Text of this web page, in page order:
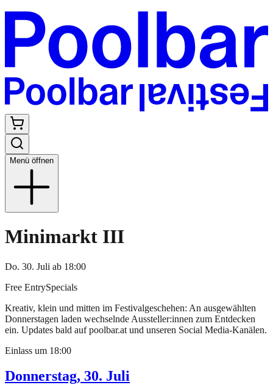
Menü öffnen
Minimarkt III
Do. 30. Juli ab 18:00
Free EntrySpecials
Kreativ, klein und mitten im Festivalgeschehen: An ausgewählten
Donnerstagen laden wechselnde Aussteller:innen zum Entdecken
ein. Updates bald auf poolbar.at und unseren Social Media-Kanälen.
Einlass um 18:00
Donnerstag, 30. Juli